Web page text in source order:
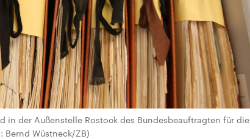
in der Außenstelle Rostock des Bundesbeauftragten für die
Bernd Wüstneck/ZB)